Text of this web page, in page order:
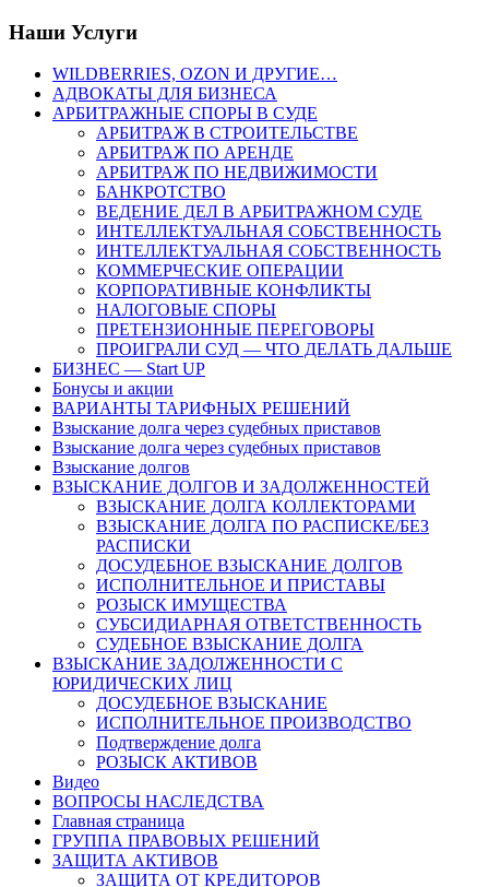
Наши Услуги
WILDBERRIES, OZON И ДРУГИЕ…
АДВОКАТЫ ДЛЯ БИЗНЕСА
АРБИТРАЖНЫЕ СПОРЫ В СУДЕ
АРБИТРАЖ В СТРОИТЕЛЬСТВЕ
АРБИТРАЖ ПО АРЕНДЕ
АРБИТРАЖ ПО НЕДВИЖИМОСТИ
БАНКРОТСТВО
ВЕДЕНИЕ ДЕЛ В АРБИТРАЖНОМ СУДЕ
ИНТЕЛЛЕКТУАЛЬНАЯ СОБСТВЕННОСТЬ
ИНТЕЛЛЕКТУАЛЬНАЯ СОБСТВЕННОСТЬ
КОММЕРЧЕСКИЕ ОПЕРАЦИИ
КОРПОРАТИВНЫЕ КОНФЛИКТЫ
НАЛОГОВЫЕ СПОРЫ
ПРЕТЕНЗИОННЫЕ ПЕРЕГОВОРЫ
ПРОИГРАЛИ СУД — ЧТО ДЕЛАТЬ ДАЛЬШЕ
БИЗНЕС — Start UP
Бонусы и акции
ВАРИАНТЫ ТАРИФНЫХ РЕШЕНИЙ
Взыскание долга через судебных приставов
Взыскание долга через судебных приставов
Взыскание долгов
ВЗЫСКАНИЕ ДОЛГОВ И ЗАДОЛЖЕННОСТЕЙ
ВЗЫСКАНИЕ ДОЛГА КОЛЛЕКТОРАМИ
ВЗЫСКАНИЕ ДОЛГА ПО РАСПИСКЕ/БЕЗ
РАСПИСКИ
ДОСУДЕБНОЕ ВЗЫСКАНИЕ ДОЛГОВ
ИСПОЛНИТЕЛЬНОЕ И ПРИСТАВЫ
РОЗЫСК ИМУЩЕСТВА
СУБСИДИАРНАЯ ОТВЕТСТВЕННОСТЬ
СУДЕБНОЕ ВЗЫСКАНИЕ ДОЛГА
ВЗЫСКАНИЕ ЗАДОЛЖЕННОСТИ С
ЮРИДИЧЕСКИХ ЛИЦ
ДОСУДЕБНОЕ ВЗЫСКАНИЕ
ИСПОЛНИТЕЛЬНОЕ ПРОИЗВОДСТВО
Подтверждение долга
РОЗЫСК АКТИВОВ
Видео
ВОПРОСЫ НАСЛЕДСТВА
Главная страница
ГРУППА ПРАВОВЫХ РЕШЕНИЙ
ЗАЩИТА АКТИВОВ
ЗАЩИТА ОТ КРЕДИТОРОВ